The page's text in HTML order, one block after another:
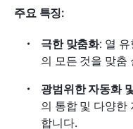
주요 특징:
극한 맞춤화: 열
의 모든 것을 맞춤
광범위한 자동화
의 통합 및 다양한
합니다.